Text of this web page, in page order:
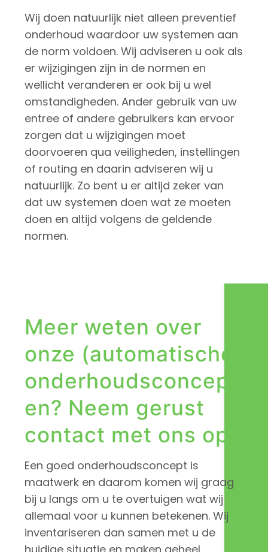
Wij doen natuurlijk niet alleen preventief
onderhoud waardoor uw systemen aan
de norm voldoen. Wij adviseren u ook als
er wijzigingen zijn in de normen en
wellicht veranderen er ook bij u wel
omstandigheden. Ander gebruik van uw
entree of andere gebruikers kan ervoor
zorgen dat u wijzigingen moet
doorvoeren qua veiligheden, instellingen
of routing en daarin adviseren wij u
natuurlijk. Zo bent u er altijd zeker van
dat uw systemen doen wat ze moeten
doen en altijd volgens de geldende
normen.
Meer weten over
onze (automatische)
onderhoudsconcept
en? Neem gerust
contact met ons op
Een goed onderhoudsconcept is
maatwerk en daarom komen wij graag
bij u langs om u te overtuigen wat wij
allemaal voor u kunnen betekenen. Wij
inventariseren dan samen met u de